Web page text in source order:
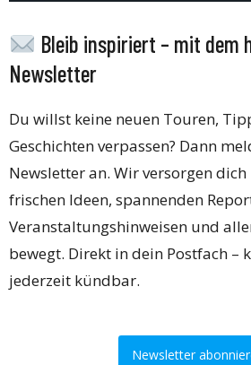
Bleib inspiriert – mit dem
Newsletter
Du willst keine neuen Touren,
Geschichten verpassen? Dann
Newsletter an. Wir versorgen
frischen Ideen, spannenden
Veranstaltungshinweisen und
bewegt. Direkt in dein Postfach –
jederzeit kündbar.
Newsletter